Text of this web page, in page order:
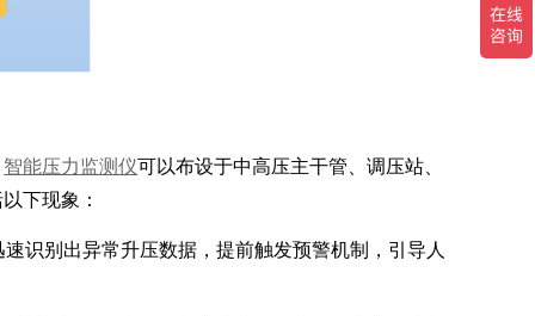
智能压力监测仪可以布设于中高压主干管、调压站、
下现象：
识别出异常升压数据，提前触发预警机制，引导人